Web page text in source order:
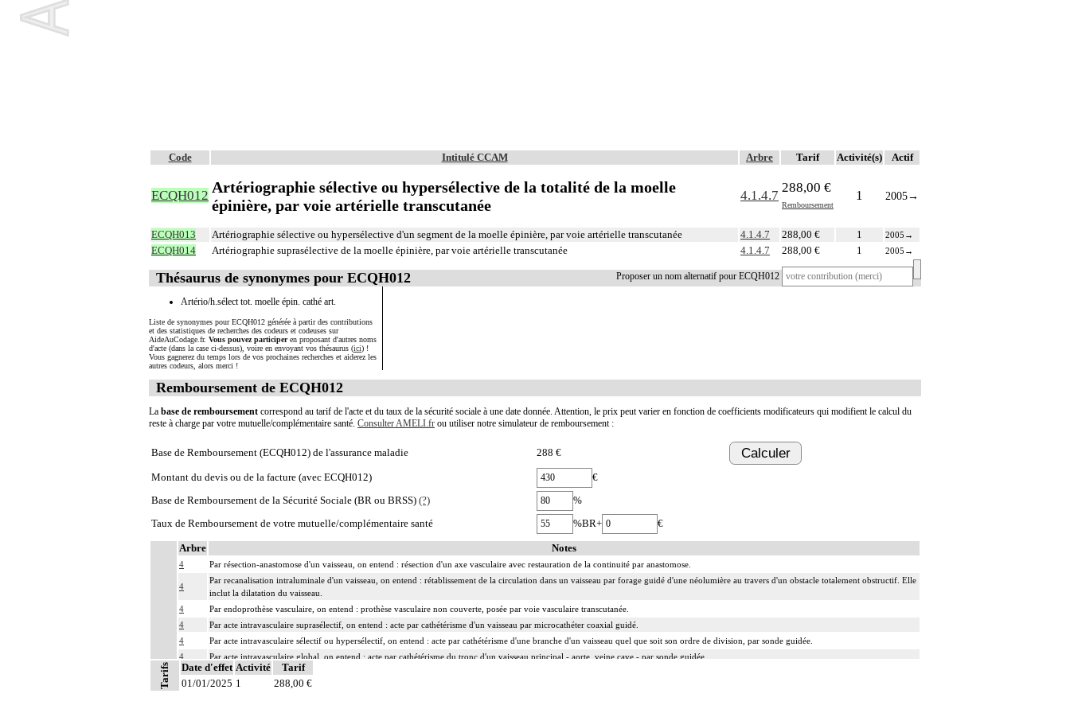
Code Intitulé CCAM Arbre Tarif Activité(s) Actif
ECQH012 Artériographie sélective ou hypersélective de la totalité de la moelle
épinière, par voie artérielle transcutanée
4.1.4.7
288,00 €
Remboursement
1 2005→
ECQH013 Artériographie sélective ou hypersélective d'un segment de la moelle épinière, par voie artérielle transcutanée 4.1.4.7 288,00 € 1 2005 →
ECQH014 Artériographie suprasélective de la moelle épinière, par voie artérielle transcutanée 4.1.4.7 288,00 € 1 2005 →
Proposer un nom alternatif pour ECQH012
Thésaurus de synonymes pour ECQH012
Artério/h.sélect tot. moelle épin. cathé art.
Liste de synonymes pour ECQH012 générée à partir des contributions
et des statistiques de recherches des codeurs et codeuses sur
AideAuCodage.fr. Vous pouvez participeren proposant d'autres noms
d'acte (dans la case ci-dessus), voire en envoyant vos thésaurus (ici) !
Vous gagnerez du temps lors de vos prochaines recherches et aiderez les
autres codeurs, alors merci !
Remboursement de ECQH012
La base de remboursement correspond au tarif de l'acte et du taux de la sécurité sociale à une date donnée. Attention, le prix peut varier en fonction de coefficients modificateurs qui modifient le calcul du
reste à charge par votre mutuelle/complémentaire santé. Consulter AMELI.fr ou utiliser notre simulateur de remboursement :
Base de Remboursement (ECQH012) de l'assurance maladie 288 € Calculer
Montant du devis ou de la facture (avec ECQH012)
€
Base de Remboursement de la Sécurité Sociale (BR ou BRSS) (?)
%
Taux de Remboursement de votre mutuelle/complémentaire santé
%BR+ €
Arbre Notes
4 Par résection-anastomose d'un vaisseau, on entend : résection d'un axe vasculaire avec restauration de la continuité par anastomose.
4
Par recanalisation intraluminale d'un vaisseau, on entend : rétablissement de la circulation dans un vaisseau par forage guidé d'une néolumière au travers d'un obstacle totalement obstructif. Elle
inclut la dilatation du vaisseau.
4
Par endoprothèse vasculaire, on entend : prothèse vasculaire non couverte, posée par voie vasculaire transcutanée.
4
Par acte intravasculaire suprasélectif, on entend : acte par cathétérisme d'un vaisseau par microcathéter coaxial guidé.
4
Par acte intravasculaire sélectif ou hypersélectif, on entend : acte par cathétérisme d'une branche d'un vaisseau quel que soit son ordre de division, par sonde guidée.
4
Par acte intravasculaire global, on entend : acte par cathétérisme du tronc d'un vaisseau principal - aorte, veine cave - par sonde guidée.
4
Par acte, par injection intravasculaire transcutanée, on entend : acte par injection transcutanée directe dans un vaisseau, sans cathétérisme guidé.
4
Par acte, par voie vasculaire transcutanée, on entend : acte par cathétérisme intraluminal transcutané guidé d'un vaisseau, que le guide soit introduit par ponction ou par incision du vaisseau.
Tarifs Date d'effet Activité
Tarif
01/01/2025 1 288,00 €